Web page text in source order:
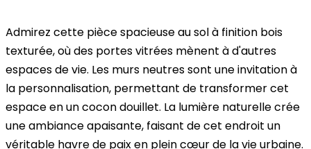
Admirez cette pièce spacieuse au sol à finition bois
texturée, où des portes vitrées mènent à d'autres
espaces de vie. Les murs neutres sont une invitation à
la personnalisation, permettant de transformer cet
espace en un cocon douillet. La lumière naturelle crée
une ambiance apaisante, faisant de cet endroit un
véritable havre de paix en plein cœur de la vie urbaine.